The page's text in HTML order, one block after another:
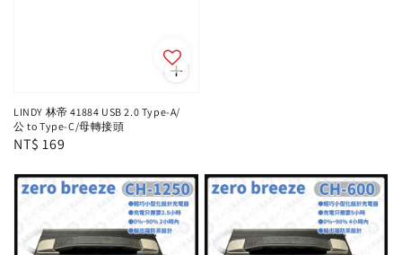
LINDY 林帝 41884 USB 2.0 Type-A/
公 to Type-C/母轉接頭
Regular
NT$ 169